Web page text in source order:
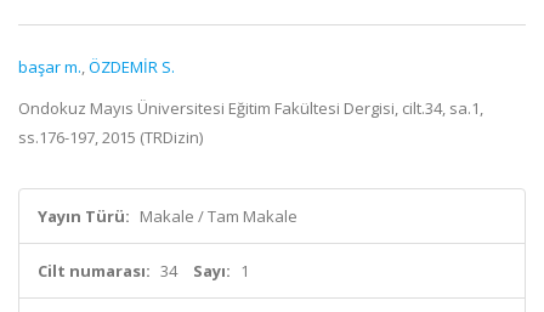
başar m.,ÖZDEMİR S.
Ondokuz Mayıs Üniversitesi Eğitim Fakültesi Dergisi, cilt.34, sa.1,
ss.176-197, 2015 (TRDizin)
Yayın Türü: Makale / Tam Makale
Cilt numarası: 34 Sayı: 1